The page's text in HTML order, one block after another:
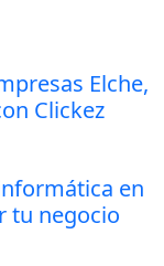
Elche,
Clickez
en
tu negocio